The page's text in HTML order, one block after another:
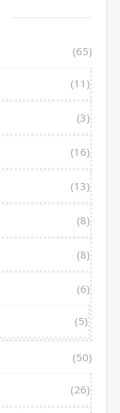
(65)
(11)
(3)
(16)
(13)
(8)
(8)
(6)
(5)
(50)
(26)